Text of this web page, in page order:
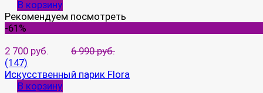
В корзину
Рекомендуем посмотреть
-61%
2 700 руб.
6 990 руб.
(147)
Искусственный парик Flora
В корзину